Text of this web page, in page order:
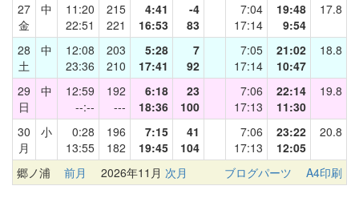
27
金
中
11:20
22:51
215
221
4:41
16:53
-4
83
7:04
17:14
19:48
9:54
17.8
28
土
中
12:08
23:36
203
210
5:28
17:41
7
92
7:05
17:14
21:02
10:47
18.8
29
日
中
12:59
--:--
192
---
6:18
18:36
23
100
7:06
17:13
22:14
11:30
19.8
30
月
小
0:28
13:55
196
182
7:15
19:45
41
104
7:06
17:13
23:22
12:05
20.8
郷ノ浦 前月 2026年11月 次月 ブログパーツ A4印刷